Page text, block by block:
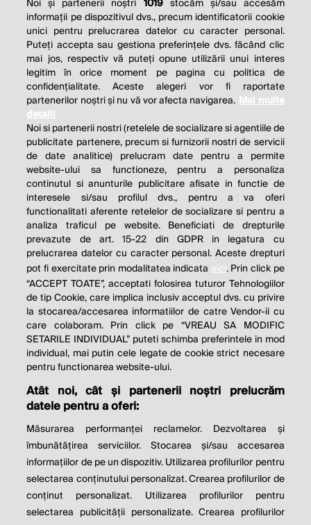
THE SOCIAL RESPONSIBILITY OF
BUSINESS IS TO INCREASE ITS
PROFITS.
Milton Friedman
© 2026 Profit.ro. Toate drepturile rezervate.
Dezvoltat de1616.ro
Contact Publicitate
Politica de cookie Politica de
confidențialitate
Setări cookies
este parte a
Noi și partenerii noștri 1019stocăm și/sau accesăm
informații pe dispozitivul dvs., precum identificatorii cookie
unici pentru prelucrarea datelor cu caracter personal.
Puteți accepta sau gestiona preferințele dvs. făcând clic
mai jos, respectiv vă puteți opune utilizării unui interes
legitim în orice moment pe pagina cu politica de
confidențialitate. Aceste alegeri vor fi raportate
partenerilor noștri și nu vă vor afecta navigarea. Mai multe
detalii
Noi si partenerii nostri (retelele de socializare si agentiile de
publicitate partenere, precum si furnizorii nostri de servicii
de date analitice) prelucram date pentru a permite
website-ului sa functioneze, pentru a personaliza
continutul si anunturile publicitare afisate in functie de
interesele si/sau profilul dvs., pentru a va oferi
functionalitati aferente retelelor de socializare si pentru a
analiza traficul pe website. Beneficiati de drepturile
prevazute de art. 15-22 din GDPR in legatura cu
prelucrarea datelor cu caracter personal. Aceste drepturi
pot fi exercitate prin modalitatea indicata aici. Prin click pe
“ACCEPT TOATE”, acceptati folosirea tuturor Tehnologiilor
de tip Cookie, care implica inclusiv acceptul dvs. cu privire
la stocarea/accesarea informatiilor de catre Vendor-ii cu
care colaboram. Prin click pe “VREAU SA MODIFIC
SETARILE INDIVIDUAL” puteti schimba preferintele in mod
individual, mai putin cele legate de cookie strict necesare
pentru functionarea website-ului.
Atât noi, cât și partenerii noștri prelucrăm
datele pentru a oferi:
Măsurarea performanței reclamelor. Dezvoltarea și
îmbunătățirea serviciilor. Stocarea și/sau accesarea
informațiilor de pe un dispozitiv. Utilizarea profilurilor pentru
selectarea conținutului personalizat. Crearea profilurilor de
conținut personalizat. Utilizarea profilurilor pentru
selectarea publicității personalizate. Crearea profilurilor